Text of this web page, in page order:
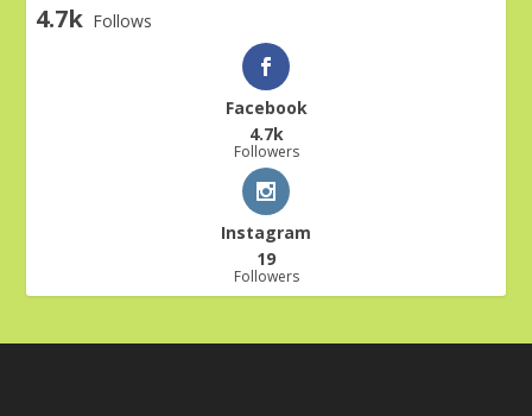
4.7k Follows
Facebook
4.7k
Followers
Instagram
19
Followers